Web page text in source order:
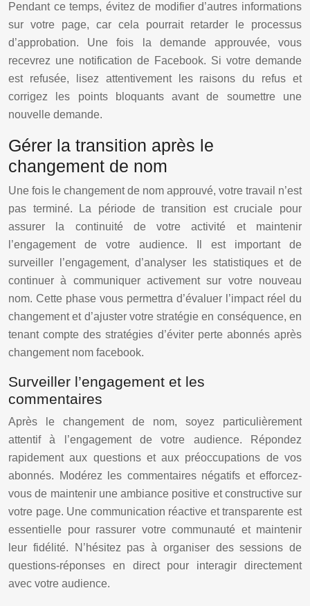
Pendant ce temps, évitez de modifier d’autres informations
sur votre page, car cela pourrait retarder le processus
d’approbation. Une fois la demande approuvée, vous
recevrez une notification de Facebook. Si votre demande
est refusée, lisez attentivement les raisons du refus et
corrigez les points bloquants avant de soumettre une
nouvelle demande.
Gérer la transition après le
changement de nom
Une fois le changement de nom approuvé, votre travail n’est
pas terminé. La période de transition est cruciale pour
assurer la continuité de votre activité et maintenir
l’engagement de votre audience. Il est important de
surveiller l’engagement, d’analyser les statistiques et de
continuer à communiquer activement sur votre nouveau
nom. Cette phase vous permettra d’évaluer l’impact réel du
changement et d’ajuster votre stratégie en conséquence, en
tenant compte des stratégies d’éviter perte abonnés après
changement nom facebook.
Surveiller l’engagement et les
commentaires
Après le changement de nom, soyez particulièrement
attentif à l’engagement de votre audience. Répondez
rapidement aux questions et aux préoccupations de vos
abonnés. Modérez les commentaires négatifs et efforcez-
vous de maintenir une ambiance positive et constructive sur
votre page. Une communication réactive et transparente est
essentielle pour rassurer votre communauté et maintenir
leur fidélité. N’hésitez pas à organiser des sessions de
questions-réponses en direct pour interagir directement
avec votre audience.